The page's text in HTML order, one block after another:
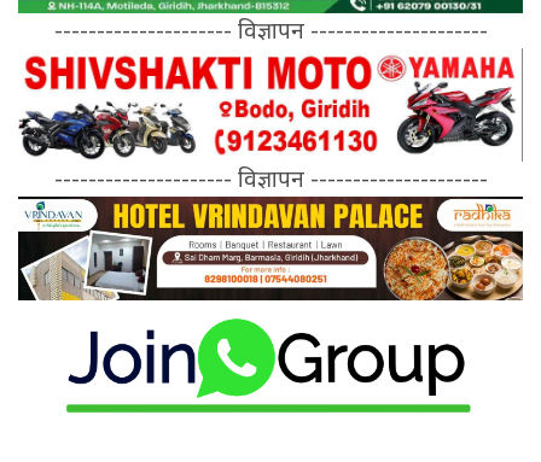
--------------------- विज्ञापन ---------------------
--------------------- विज्ञापन ---------------------